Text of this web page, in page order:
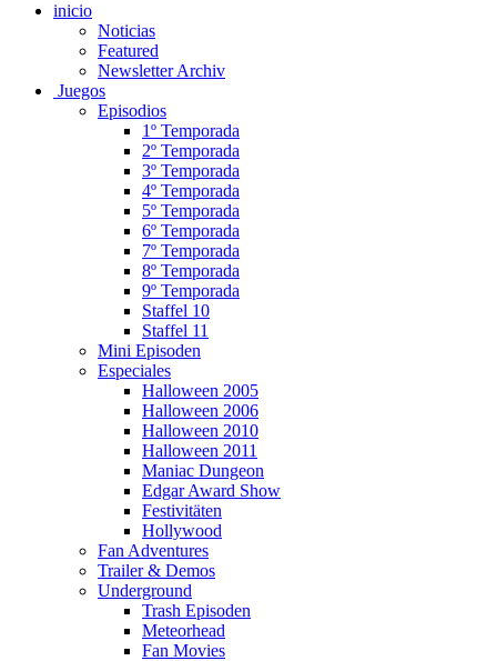
inicio
Noticias
Featured
Newsletter Archiv
Juegos
Episodios
1º Temporada
2º Temporada
3º Temporada
4º Temporada
5º Temporada
6º Temporada
7º Temporada
8º Temporada
9º Temporada
Staffel 10
Staffel 11
Mini Episoden
Especiales
Halloween 2005
Halloween 2006
Halloween 2010
Halloween 2011
Maniac Dungeon
Edgar Award Show
Festivitäten
Hollywood
Fan Adventures
Trailer & Demos
Underground
Trash Episoden
Meteorhead
Fan Movies